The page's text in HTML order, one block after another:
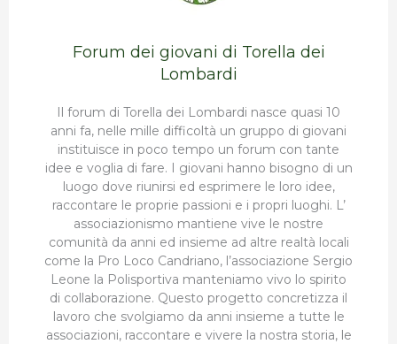
Forum dei giovani di Torella dei
Lombardi
Il forum di Torella dei Lombardi nasce quasi 10
anni fa, nelle mille difficoltà un gruppo di giovani
instituisce in poco tempo un forum con tante
idee e voglia di fare. I giovani hanno bisogno di un
luogo dove riunirsi ed esprimere le loro idee,
raccontare le proprie passioni e i propri luoghi. L’
associazionismo mantiene vive le nostre
comunità da anni ed insieme ad altre realtà locali
come la Pro Loco Candriano, l’associazione Sergio
Leone la Polisportiva manteniamo vivo lo spirito
di collaborazione. Questo progetto concretizza il
lavoro che svolgiamo da anni insieme a tutte le
associazioni, raccontare e vivere la nostra storia, le